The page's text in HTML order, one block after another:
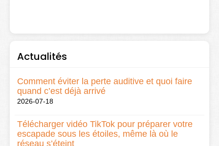
Actualités
Comment éviter la perte auditive et quoi faire
quand c’est déjà arrivé
2026-07-18
Télécharger vidéo TikTok pour préparer votre
escapade sous les étoiles, même là où le
réseau s’éteint